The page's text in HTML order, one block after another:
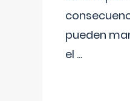
pueden
el ...